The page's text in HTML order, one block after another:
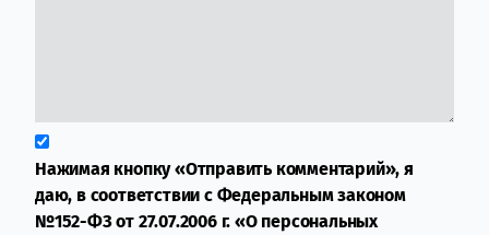
Нажимая кнопку «Отправить комментарий», я
даю, в соответствии с Федеральным законом
№152-ФЗ от 27.07.2006 г. «О персональных